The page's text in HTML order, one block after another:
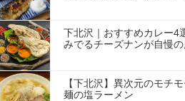
下北沢｜おすすめカレー4
みでるチーズナンが自慢
【下北沢】異次元のモチ
麺の塩ラーメン